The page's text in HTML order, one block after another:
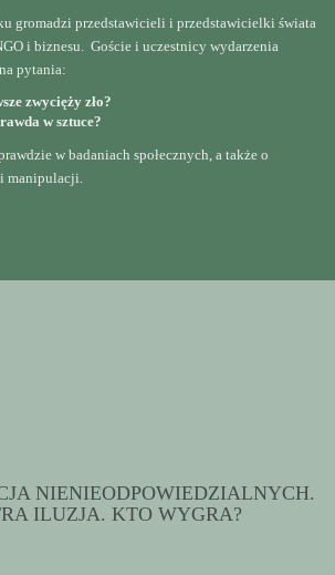
gromadzi przedstawicieli i przedstawicielki świata
i biznesu. Goście i uczestnicy wydarzenia
pytania:
zwycięży zło?
w sztuce?
w badaniach społecznych, a także o
manipulacji.
NIENIEODPOWIEDZIALNYCH.
ILUZJA. KTO WYGRA?